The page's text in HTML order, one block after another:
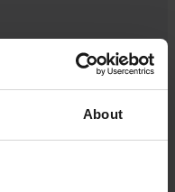
About